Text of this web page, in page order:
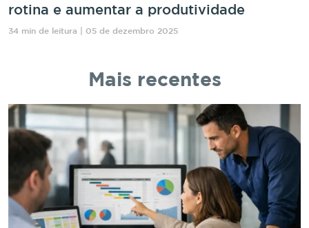
rotina e aumentar a produtividade
34 min de leitura | 05 de dezembro 2025
Mais recentes